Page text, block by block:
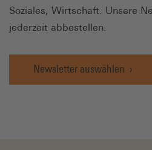
Soziales, Wirtschaft. Unsere
jederzeit abbestellen.
Newsletter auswählen